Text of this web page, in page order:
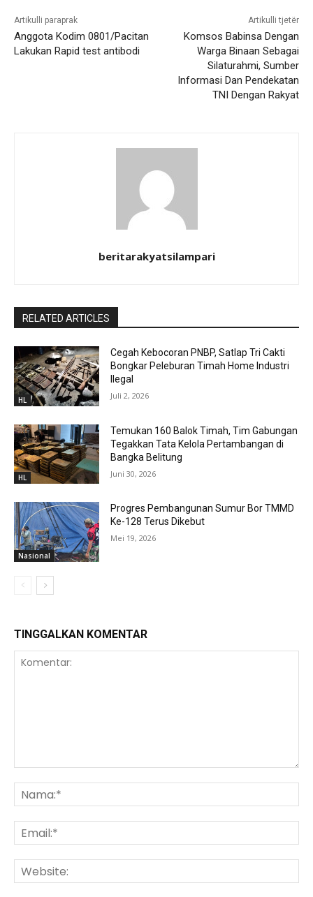
Artikulli paraprak
Anggota Kodim 0801/Pacitan
Lakukan Rapid test antibodi
Artikulli tjetër
Komsos Babinsa Dengan
Warga Binaan Sebagai
Silaturahmi, Sumber
Informasi Dan Pendekatan
TNI Dengan Rakyat
beritarakyatsilampari
RELATED ARTICLES
HL
Cegah Kebocoran PNBP, Satlap Tri Cakti
Bongkar Peleburan Timah Home Industri
Ilegal
Juli 2, 2026
HL
Temukan 160 Balok Timah, Tim Gabungan
Tegakkan Tata Kelola Pertambangan di
Bangka Belitung
Juni 30, 2026
Nasional
Progres Pembangunan Sumur Bor TMMD
Ke-128 Terus Dikebut
Mei 19, 2026
TINGGALKAN KOMENTAR